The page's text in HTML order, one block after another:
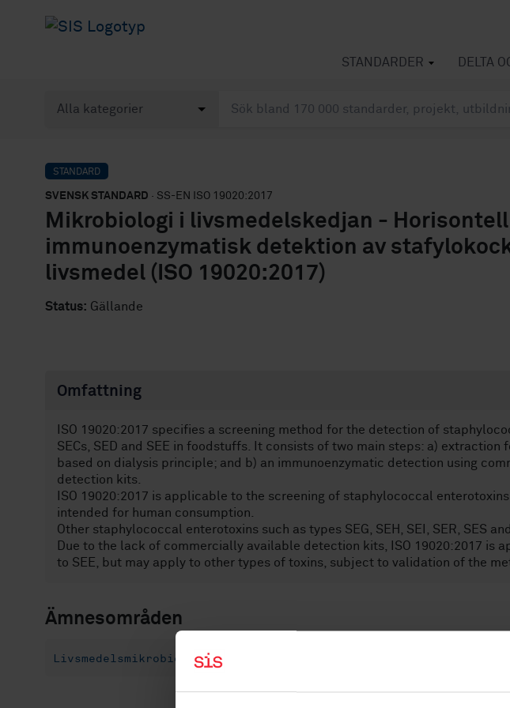
STANDARDER DELTA
STANDARD
SVENSK STANDARD · SS-EN ISO 19020:2017
Mikrobiologi i livsmedelskedjan -
immunoenzymatisk detektion av
livsmedel (ISO 19020:2017)
Status: Gällande
Omfattning
ISO 19020:2017 specifies a screening method for the detection of
SECs, SED and SEE in foodstuffs. It consists of two main steps: a)
based on dialysis principle; and b) an immunoenzymatic detection using
detection kits.
ISO 19020:2017 is applicable to the screening of staphylococcal
intended for human consumption.
Other staphylococcal enterotoxins such as types SEG, SEH, SEI, SER, SES
Due to the lack of commercially available detection kits, ISO 19020:2017 is
to SEE, but may apply to other types of toxins, subject to validation of the
Ämnesområden
Livsmedelsmikrobiologi (07.100.30)